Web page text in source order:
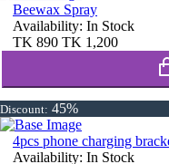
Beewax Spray
Availability: In Stock
TK 890 TK 1,200
Discount: 45%
4pcs phone charging
Availability: In Stock